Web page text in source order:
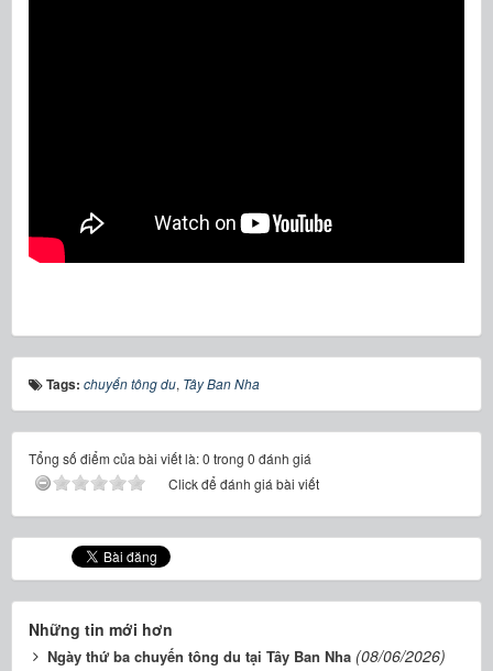
Tags: chuyến tông du, Tây Ban Nha
Tổng số điểm của bài viết là: 0 trong 0 đánh giá
Click để đánh giá bài viết
Những tin mới hơn
Ngày thứ ba chuyến tông du tại Tây Ban Nha (08/06/2026)